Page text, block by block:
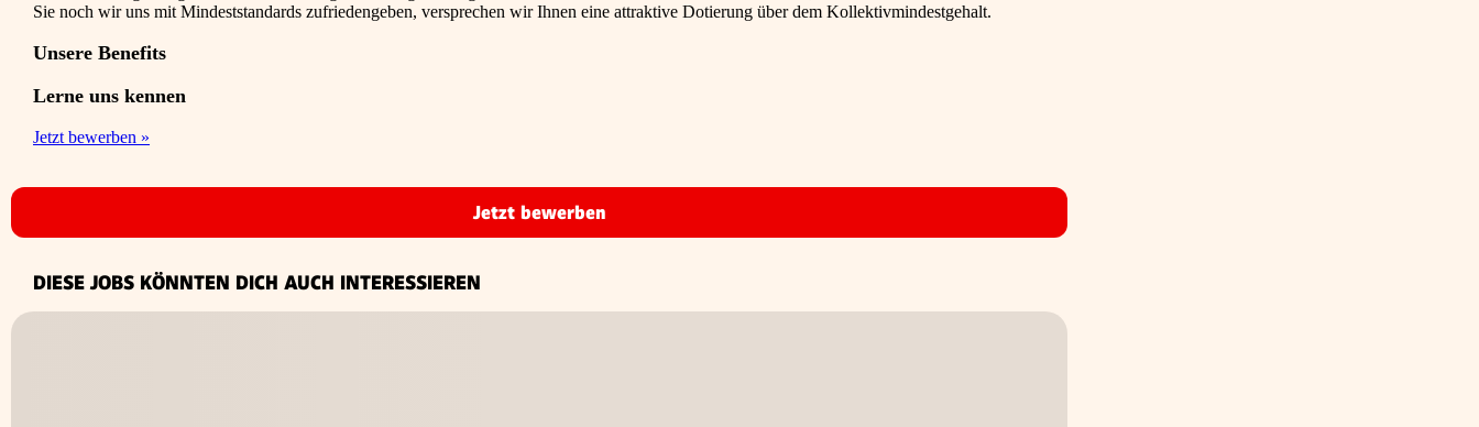
Sie noch wir uns mit Mindeststandards zufriedengeben, versprechen wir Ihnen eine attraktive Dotierung über dem Kollektivmindestgehalt.
Unsere Benefits
Lerne uns kennen
Jetzt bewerben »
Jetzt bewerben
DIESE JOBS KÖNNTEN DICH AUCH INTERESSIEREN